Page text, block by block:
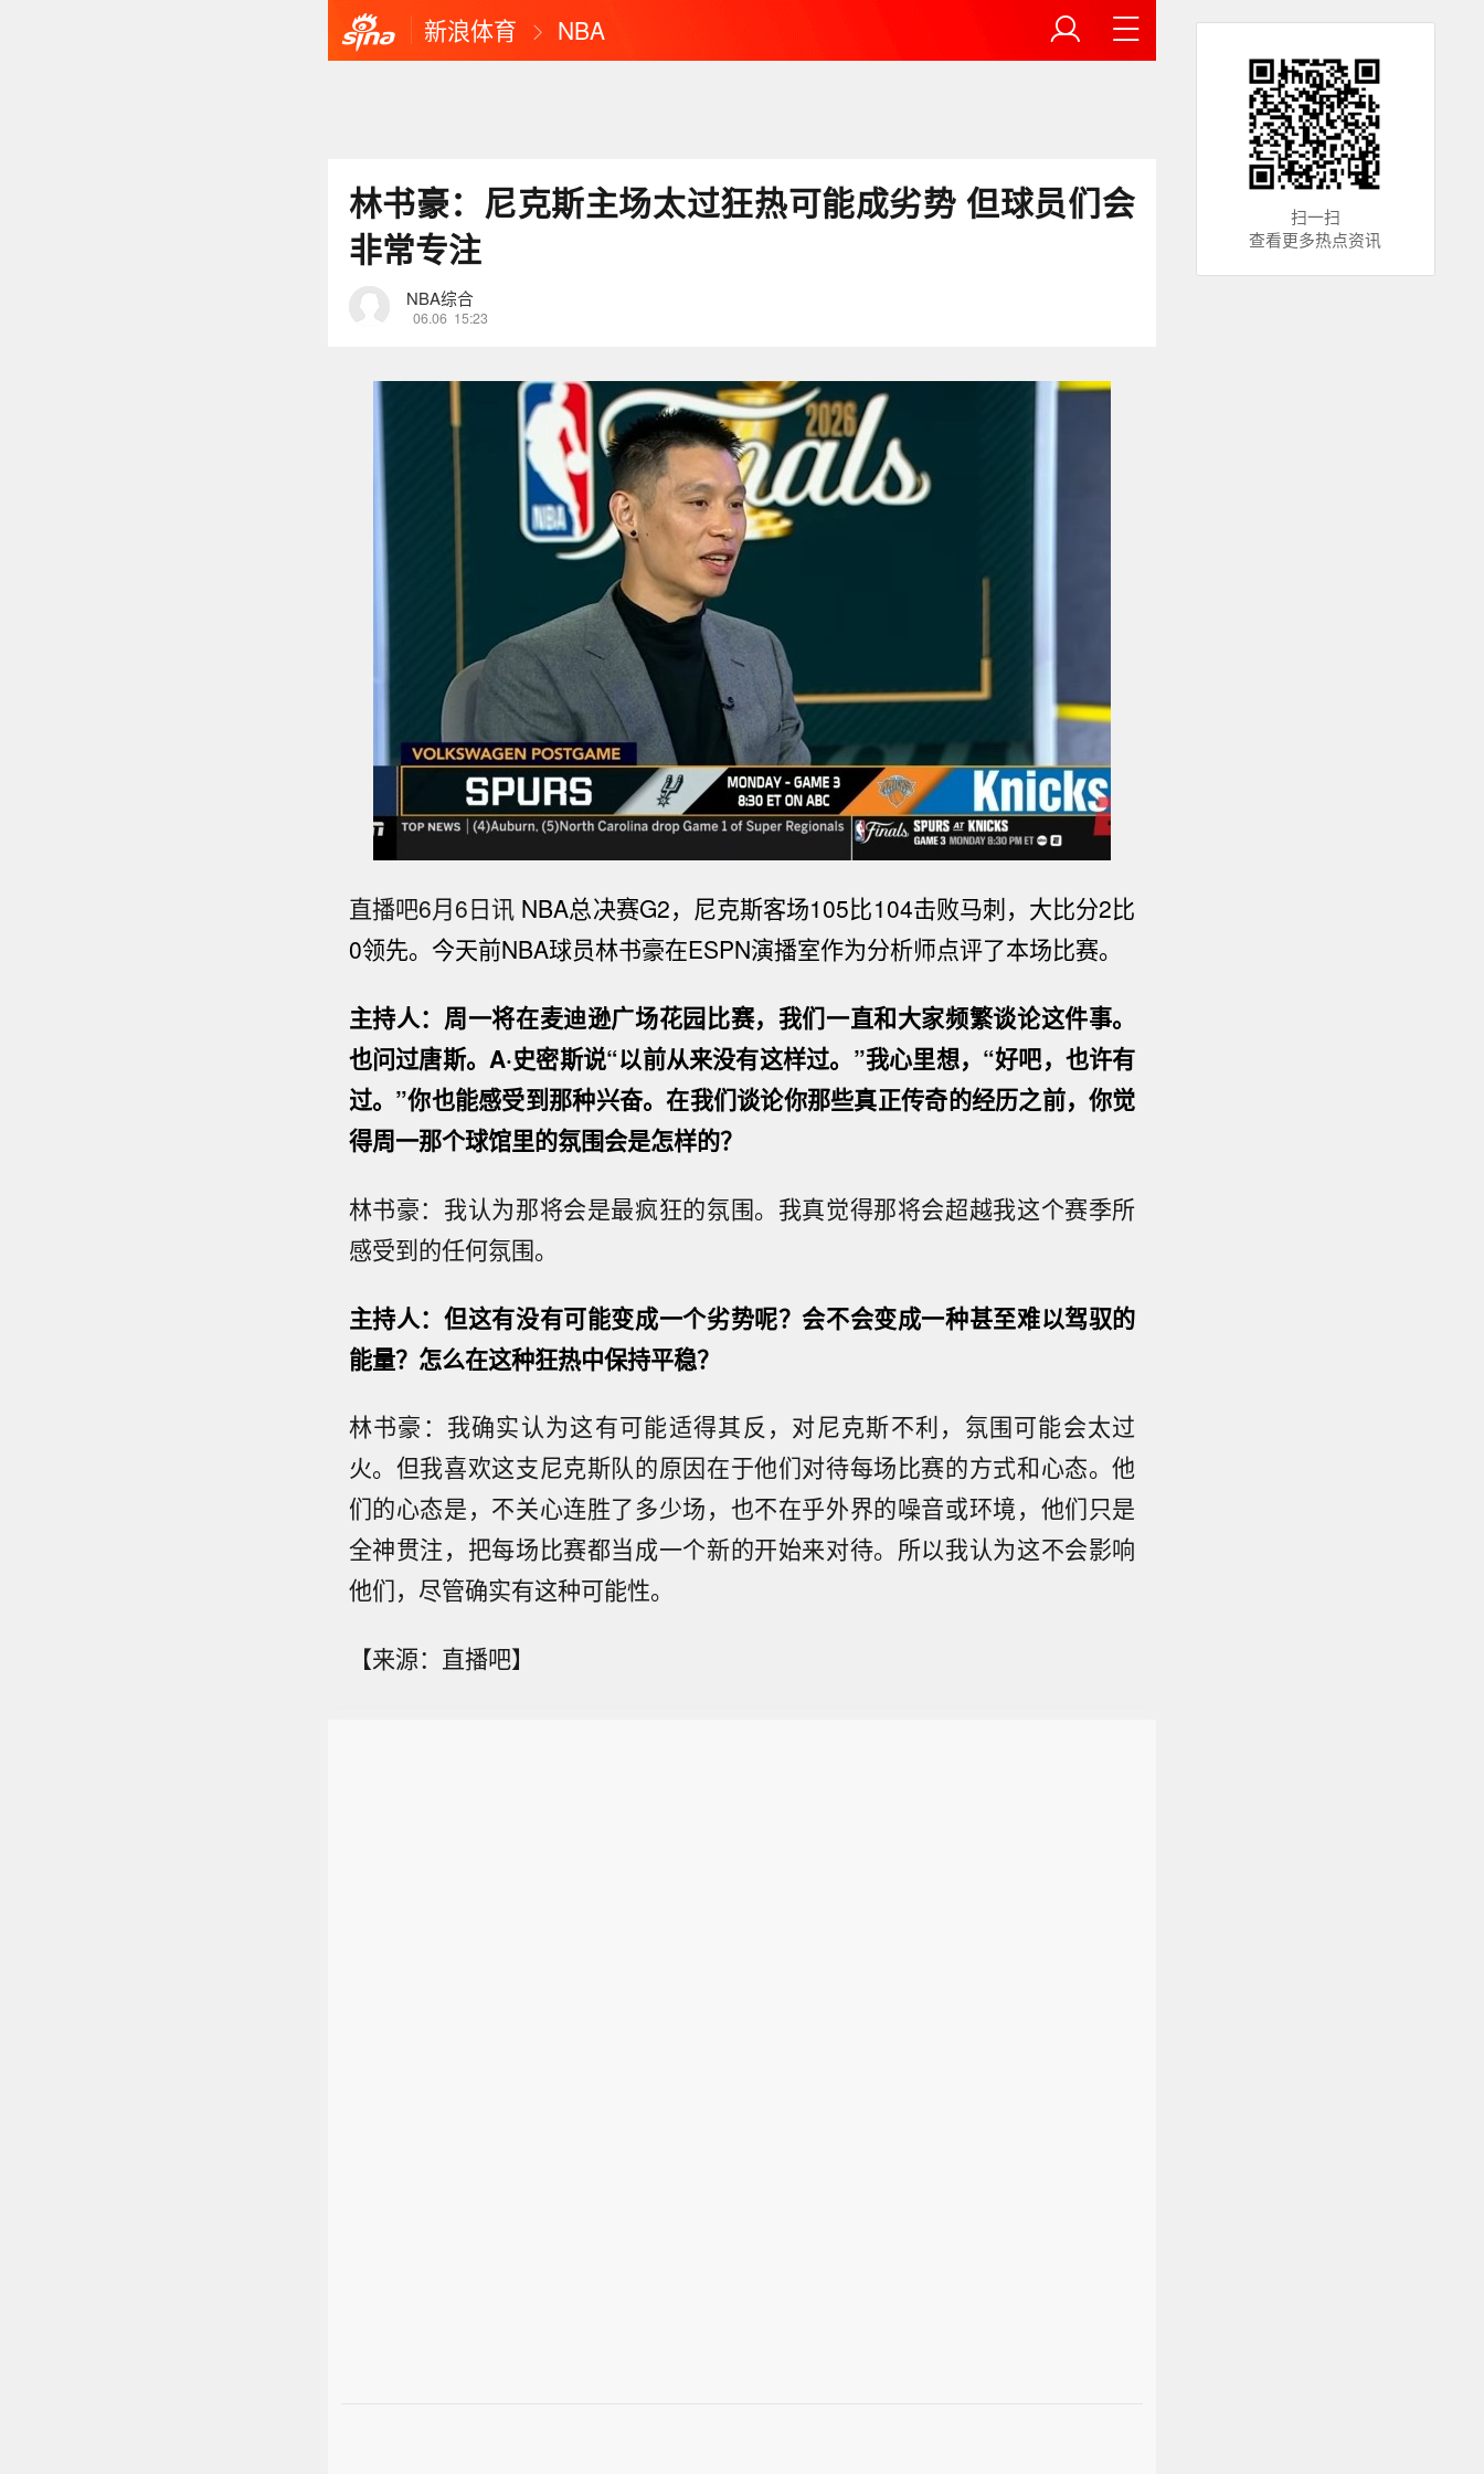
新浪体育 NBA
林书豪：尼克斯主场太过狂热可能成劣势 但球员们会
非常专注
NBA综合
06.06 15:23
直播吧6月6日讯 NBA总决赛G2，尼克斯客场105比104击败马刺，大比分2比
0领先。今天前NBA球员林书豪在ESPN演播室作为分析师点评了本场比赛。
主持人：周一将在麦迪逊广场花园比赛，我们一直和大家频繁谈论这件事。
也问过唐斯。A·史密斯说“以前从来没有这样过。”我心里想，“好吧，也许有
过。”你也能感受到那种兴奋。在我们谈论你那些真正传奇的经历之前，你觉
得周一那个球馆里的氛围会是怎样的？
林书豪：我认为那将会是最疯狂的氛围。我真觉得那将会超越我这个赛季所
感受到的任何氛围。
主持人：但这有没有可能变成一个劣势呢？会不会变成一种甚至难以驾驭的
能量？怎么在这种狂热中保持平稳？
林书豪：我确实认为这有可能适得其反，对尼克斯不利，氛围可能会太过
火。但我喜欢这支尼克斯队的原因在于他们对待每场比赛的方式和心态。他
们的心态是，不关心连胜了多少场，也不在乎外界的噪音或环境，他们只是
全神贯注，把每场比赛都当成一个新的开始来对待。所以我认为这不会影响
他们，尽管确实有这种可能性。
【来源：直播吧】
扫一扫
查看更多热点资讯